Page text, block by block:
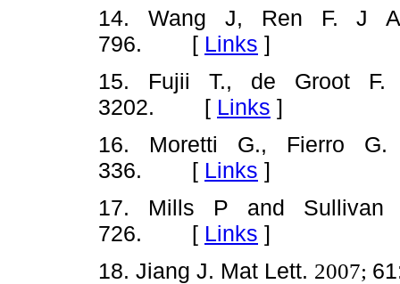
14. Wang J, Ren F. J
796. [ Links ]
15. Fujii T., de Groot
3202. [ Links ]
16. Moretti G., Fierro
336. [ Links ]
17. Mills P and
726. [ Links ]
18. Jiang J. Mat Lett. 2007;